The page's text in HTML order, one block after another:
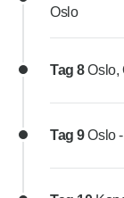
Oslo
Tag 8Oslo,
Tag 9Oslo